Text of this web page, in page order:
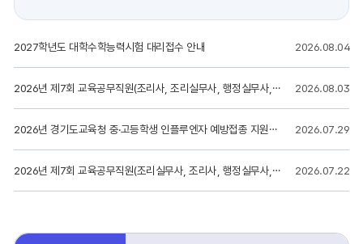
2027학년도 대학수학능력시험 대리접수 안내 2026.08.04
2026년 제7회 교육공무직원(조리사, 조리실무사, 행정실무사, 초등보육전담사) 서류전형 합격자 발표 및 면접전형 시행 공고 2026.08.03
2026년 경기도교육청 중·고등학생 인플루엔자 예방접종 지원사업 참여 의료기관 3차(최종) 추가 공모 안내 2026.07.29
2026년 제7회 교육공무직원(조리실무사, 조리사, 행정실무사, 초등보육전담사) 신규채용 공고 2026.07.22